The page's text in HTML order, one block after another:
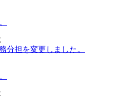
分担を変更しました。